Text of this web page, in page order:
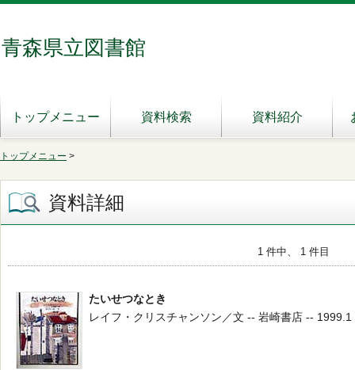
青森県立図書館
トップメニュー 資料検索 資料紹介
トップメニュー >
資料詳細
1 件中、 1 件目
たいせつなとき
レイフ・クリスチャンソン／文 -- 岩崎書店 -- 1999.1